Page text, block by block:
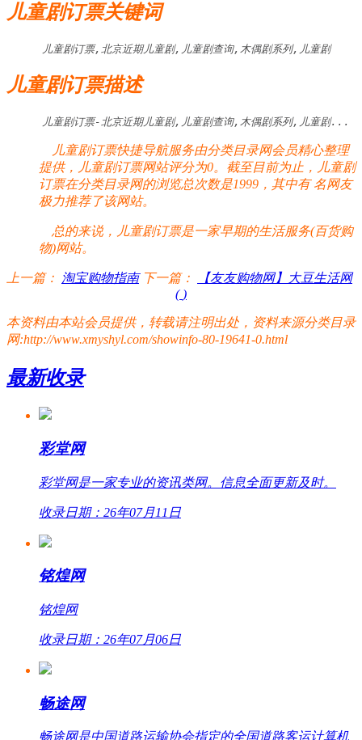
儿童剧订票关键词
儿童剧订票,北京近期儿童剧,儿童剧查询,木偶剧系列,儿童剧
儿童剧订票描述
儿童剧订票-北京近期儿童剧,儿童剧查询,木偶剧系列,儿童剧...
儿童剧订票快捷导航服务由分类目录网会员精心整理
提供，儿童剧订票网站评分为0。截至目前为止，儿童剧
订票在分类目录网的浏览总次数是1999，其中有名网友
极力推荐了该网站。
总的来说，儿童剧订票是一家早期的生活服务(百货购
物)网站。
上一篇： 淘宝购物指南 下一篇：
【友友购物网】大豆生活网
( )
本资料由本站会员提供，转载请注明出处，资料来源分类目录
网:http://www.xmyshyl.com/showinfo-80-19641-0.html
最新收录
彩堂网
彩堂网是一家专业的资讯类网。信息全面更新及时。
收录日期：26年07月11日
铭煌网
铭煌网
收录日期：26年07月06日
畅途网
畅途网是中国道路运输协会指定的全国道路客运计算机